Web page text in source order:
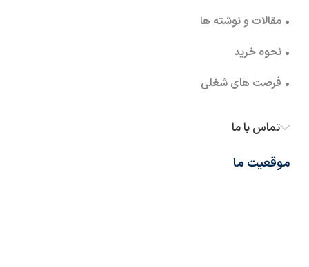
• مقالات و نوشته ها
• نحوه خرید
• فرصت های شغلی
تماس با ما
موقعیت ما